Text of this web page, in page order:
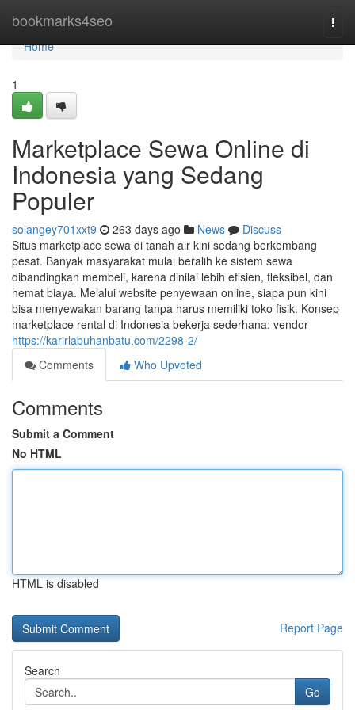
bookmarks4seo
Home
Home
1
Marketplace Sewa Online di
Indonesia yang Sedang
Populer
solangey701xxt9 263 days ago News
Discuss
Situs marketplace sewa di tanah air kini sedang berkembang
pesat. Banyak masyarakat mulai beralih ke sistem sewa
dibandingkan membeli, karena dinilai lebih efisien, fleksibel, dan
hemat biaya. Melalui website penyewaan online, siapa pun kini
bisa menyewakan barang tanpa harus memiliki toko fisik. Konsep
marketplace rental di Indonesia bekerja sederhana: vendor
https://karirlabuhanbatu.com/2298-2/
Comments
Who Upvoted
Comments
Submit a Comment
No HTML
HTML is disabled
Report Page
Search
Go